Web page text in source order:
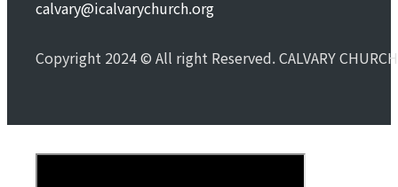
calvary@icalvarychurch.org
Copyright 2024 © All right Reserved. CALVARY CHURCH